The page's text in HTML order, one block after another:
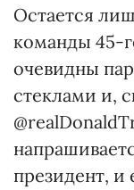
Остается
команды 45-
очевидны
стеклами и,
президент, и